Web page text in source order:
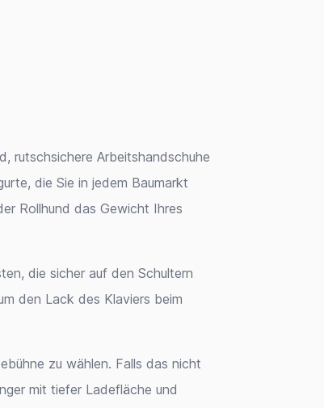
rutschsichere Arbeitshandschuhe
die Sie in jedem Baumarkt
Rollhund das Gewicht Ihres
die sicher auf den Schultern
den Lack des Klaviers beim
zu wählen. Falls das nicht
mit tiefer Ladefläche und